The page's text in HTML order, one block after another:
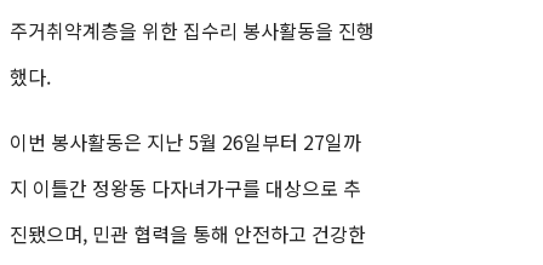
주거취약계층을 위한 집수리 봉사활동을 진행
했다.
이번 봉사활동은 지난 5월 26일부터 27일까
지 이틀간 정왕동 다자녀가구를 대상으로 추
진됐으며, 민관 협력을 통해 안전하고 건강한